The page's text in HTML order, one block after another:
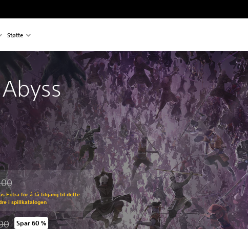
Støtte
opprinnelig pris på kr 279,00
Extra for å få tilgang til dette
i spillkatalogen
Spar 60 %